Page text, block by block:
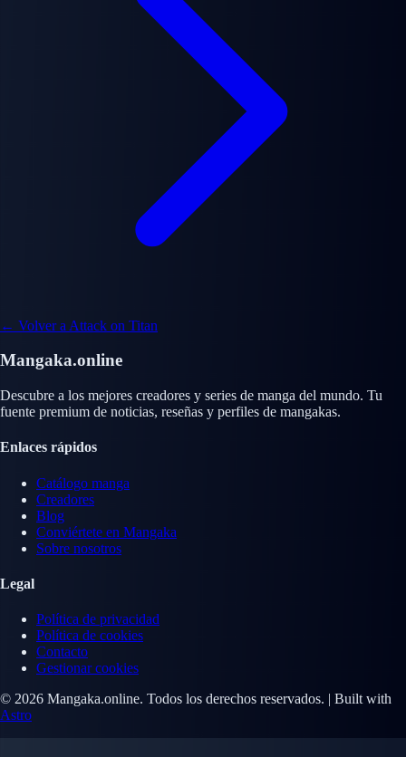
← Volver a Attack on Titan
Mangaka.online
Descubre a los mejores creadores y series de manga del mundo. Tu
fuente premium de noticias, reseñas y perfiles de mangakas.
Enlaces rápidos
Catálogo manga
Creadores
Blog
Conviértete en Mangaka
Sobre nosotros
Legal
Política de privacidad
Política de cookies
Contacto
Gestionar cookies
© 2026 Mangaka.online. Todos los derechos reservados. | Built with
Astro